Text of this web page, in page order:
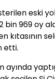
eski
bin 969 oy
kıtasının
etti.